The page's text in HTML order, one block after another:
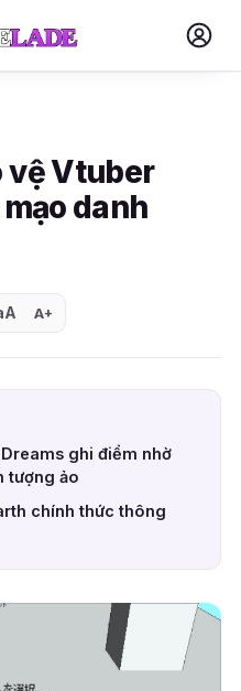
vệ Vtuber
danh
A+
ghi điểm nhờ
tượng ảo
chính thức thông